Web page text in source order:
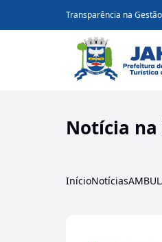
Transparência na Gestão
Notícia
InícioNotícias